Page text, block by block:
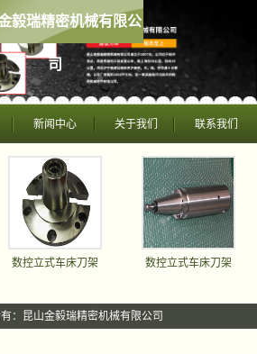
毅瑞精密机械有限公
司
新闻中心 关于我们 联系我们
数控立式车床刀架 数控立式车床刀架
：昆山金毅瑞精密机械有限公司